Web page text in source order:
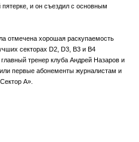
и он съездил с основным
отмечена хорошая раскупаемость
секторах D2, D3, B3 и B4
тренер клуба Андрей Назаров и
первые абонементы журналистам и
А».